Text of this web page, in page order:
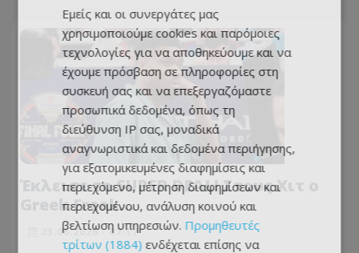
Έκλεισε το SUPER DEAL! Στους Χιτ ο
Greek Freak...
23.06.2026 - 07:17
Εμείς και οι συνεργάτες μας
χρησιμοποιούμε cookies και παρόμοιες
τεχνολογίες για να αποθηκεύουμε και να
έχουμε πρόσβαση σε πληροφορίες στη
συσκευή σας και να επεξεργαζόμαστε
προσωπικά δεδομένα, όπως τη
διεύθυνση IP σας, μοναδικά
αναγνωριστικά και δεδομένα περιήγησης,
για εξατομικευμένες διαφημίσεις και
περιεχόμενο, μέτρηση διαφημίσεων και
περιεχομένου, ανάλυση κοινού και
βελτίωση υπηρεσιών. Προμηθευτές
τρίτων (1884) ενδέχεται επίσης να